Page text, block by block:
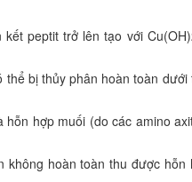
peptit trở lên tạo với
bị thủy phân hoàn toàn
hợp muối (do các amino
hoàn toàn thu được hỗn